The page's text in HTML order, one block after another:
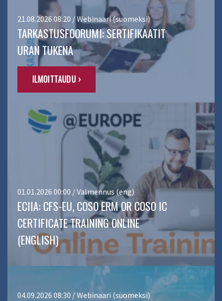
21.08.2026 08:20 / Webinaari (suomeksi)
TARKASTUSFOORUMI: SERTIFIKAATIT
URAN TUKENA
ILMOITTAUDU ›
01.01.2026 00:00 / Valmennus (eng)
ECIIA: CFS-EU, COSO ERM OR COSO IC
CERTIFICATE TRAINING ONLINE
(ENGLISH)
04.09.2026 08:30 / Webinaari (suomeksi)